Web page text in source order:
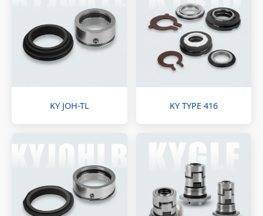
KY JOH-TL KY TYPE 416